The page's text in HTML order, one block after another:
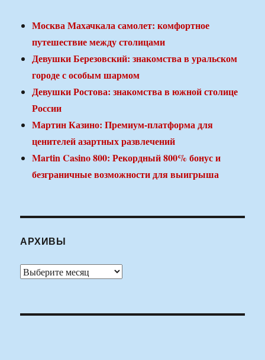
Москва Махачкала самолет: комфортное
путешествие между столицами
Девушки Березовский: знакомства в уральском
городе с особым шармом
Девушки Ростова: знакомства в южной столице
России
Мартин Казино: Премиум-платформа для
ценителей азартных развлечений
Martin Casino 800: Рекордный 800% бонус и
безграничные возможности для выигрыша
АРХИВЫ
Архивы